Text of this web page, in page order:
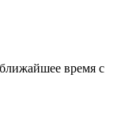
время с